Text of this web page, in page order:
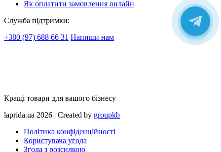
Як оплатити замовлення онлайн
Служба підтримки:
+380 (97) 688 66 31 Напиши нам
Кращі товари для вашого бізнесу
laprida.ua 2026 | Created by groupkb
Політика конфіденційності
Користувача угода
Згода з розсилкою